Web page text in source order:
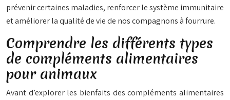
prévenir certaines maladies, renforcer le système immunitaire
et améliorer la qualité de vie de noscompagnons à fourrure.
Comprendre les différents types
de compléments alimentaires
pour animaux
Avant d’explorer les bienfaits des compléments alimentaires